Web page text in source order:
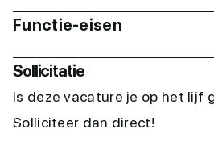
Functie-eisen
Sollicitatie
Is deze vacature je op het lijf
Solliciteer dan direct!